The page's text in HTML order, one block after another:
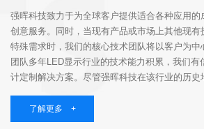
强晖科技致力于为全球客户提供适合各种应用
创意服务。同时，当现有产品或市场上其他现有
特殊需求时，我们的核心技术团队将以客户为
团队多年LED显示行业的技术能力积累，我们
计定制解决方案。尽管强晖科技在该行业的历史
同的价值观和...
了解更多 +